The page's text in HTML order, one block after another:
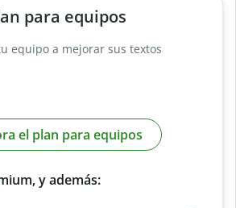
para equipos
equipo a mejorar sus textos
el plan para equipos
y además: